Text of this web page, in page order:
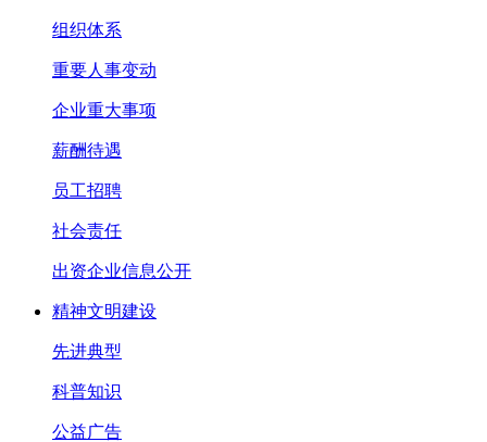
组织体系
重要人事变动
企业重大事项
薪酬待遇
员工招聘
社会责任
出资企业信息公开
精神文明建设
先进典型
科普知识
公益广告